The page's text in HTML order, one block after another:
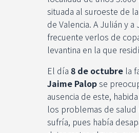
situada al suroeste de
de Valencia. A Julián y a
frecuente verlos de
levantina en la que
El día 8 de octubrela
Jaime Palopse
ausencia de este,
los problemas de
sufría, pues había